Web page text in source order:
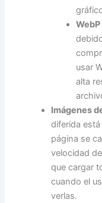
WebP
usar
alta
Imágenes
diferida
página se
velocidad
que cargar
cuando el
verlas.